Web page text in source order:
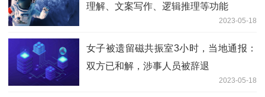
理解、文案写作、逻辑推理等功能
2023-05-18
女子被遗留磁共振室3小时，当地通报：
双方已和解，涉事人员被辞退
2023-05-18